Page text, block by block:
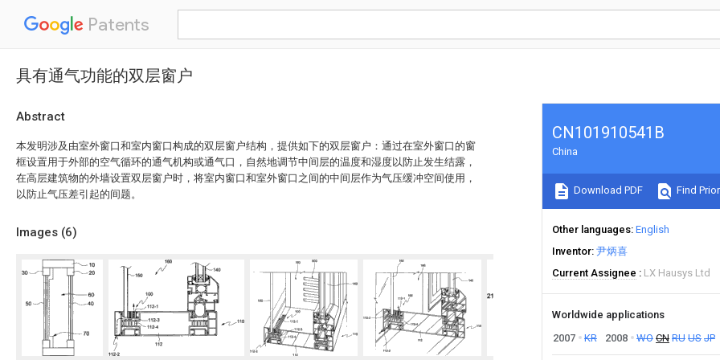
Patents
具有通气功能的双层窗户
Abstract
本发明涉及由室外窗口和室内窗口构成的双层窗户结构，提供如下的双层窗户：通过在室外窗口的窗
框设置用于外部的空气循环的通气机构或通气口，自然地调节中间层的温度和湿度以防止发生结露，
在高层建筑物的外墙设置双层窗户时，将室内窗口和室外窗口之间的中间层作为气压缓冲空间使用，
以防止气压差引起的间题。
Images (6)
CN101910541B
China
Download PDF Find
Other languages English
Inventor 尹炳喜
Current Assignee
LX Hausys Ltd
Worldwide applications
2007
KR 2008 WO CN RU US JP